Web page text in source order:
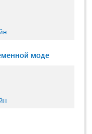
моде